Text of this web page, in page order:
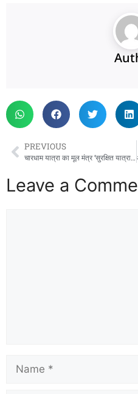
PREVIOUS
चारधाम यात्रा का मूल मंत्र ‘सुरक्षित यात्रा, सुगम दर्शन और सतत संवाद’ : मुख्यमंत्री धामी।
Leave a